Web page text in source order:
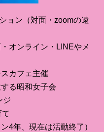
ョン（対面・zoomの遠
オンライン・LINEやメ
カフェ主催
る昭和女子会
ジ
4年、現在は活動終了）